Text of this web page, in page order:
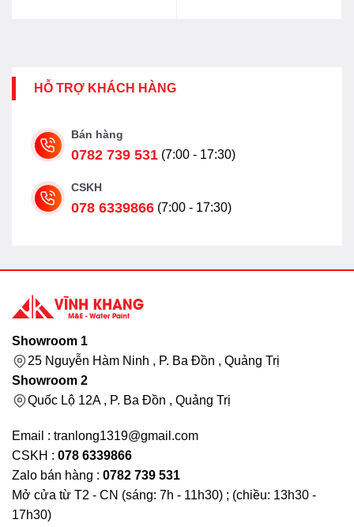
HỖ TRỢ KHÁCH HÀNG
Bán hàng
0782 739 531 (7:00 - 17:30)
CSKH
078 6339866 (7:00 - 17:30)
Showroom 1
25 Nguyễn Hàm Ninh , P. Ba Đồn , Quảng Trị
Showroom 2
Quốc Lộ 12A , P. Ba Đồn , Quảng Trị
Email : tranlong1319@gmail.com
CSKH : 078 6339866
Zalo bán hàng : 0782 739 531
Mở cửa từ T2 - CN (sáng: 7h - 11h30) ; (chiều: 13h30 -
17h30)